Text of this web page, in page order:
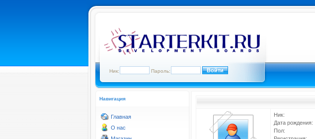
Ник: Пароль:
Навигация
Главная
О нас
Ник:
Дата рождения:
Пол: